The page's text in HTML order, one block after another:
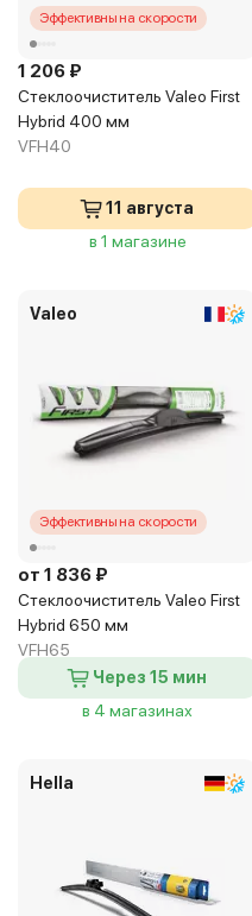
Эффективны на скорости
1 206 ₽
Стеклоочиститель Valeo First
Hybrid 400 мм
VFH40
11 августа
в 1 магазине
Valeo
Эффективны на скорости
от 1 836 ₽
Стеклоочиститель Valeo First
Hybrid 650 мм
VFH65
Через 15 мин
в 4 магазинах
Hella